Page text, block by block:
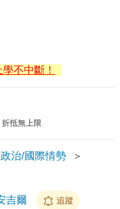
不中斷！
折抵無上限
政治/國際情勢
＞
吉爾 追蹤